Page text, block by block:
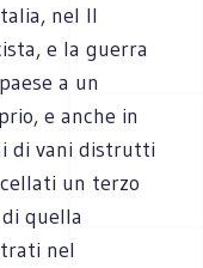
nel II
e la guerra
a un
e anche in
di vani distrutti
un terzo
quella
nel